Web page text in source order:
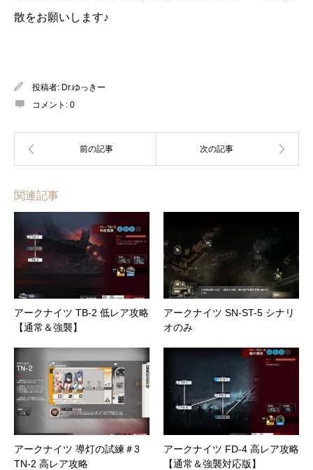
散をお願いします♪
投稿者: Dr.ゆっきー
コメント: 0
関連記事
アークナイツ TB-2 低レア攻略
【通常＆強襲】
アークナイツ SN-ST-5 シナリ
オのみ
アークナイツ 導灯の試練＃3
TN-2 高レア攻略
アークナイツ FD-4 高レア攻略
【通常＆強襲対応版】